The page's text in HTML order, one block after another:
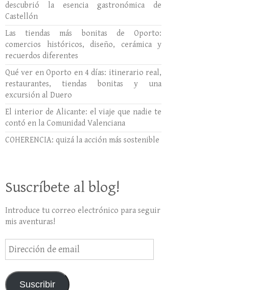
descubrió la esencia gastronómica de
Castellón
Las tiendas más bonitas de Oporto:
comercios históricos, diseño, cerámica y
recuerdos diferentes
Qué ver en Oporto en 4 días: itinerario real,
restaurantes, tiendas bonitas y una
excursión al Duero
El interior de Alicante: el viaje que nadie te
contó en la Comunidad Valenciana
COHERENCIA: quizá la acción más sostenible
Suscríbete al blog!
Introduce tu correo electrónico para seguir
mis aventuras!
Dirección
de
Suscribir